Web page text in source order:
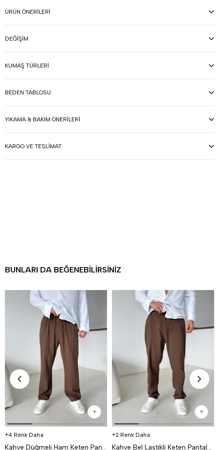
ÜRÜN ÖNERILERI
DEĞIŞIM
KUMAŞ TÜRLERI
BEDEN TABLOSU
YIKAMA & BAKIM ÖNERILERI
KARGO VE TESLIMAT
BUNLARI DA BEĞENEBILIRSINIZ
4 Renk Daha
Kahve Düğmeli Ham Keten Pantalon TK
2 Renk Daha
Kahve Bel Lastikli Keten Pantalon TK